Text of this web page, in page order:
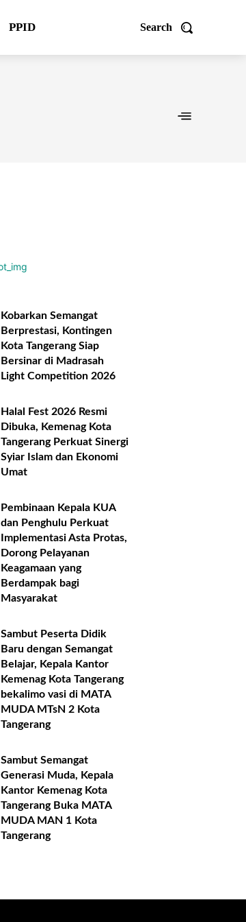
Search
PPID
Kobarkan Semangat
Berprestasi, Kontingen
Kota Tangerang Siap
Bersinar di Madrasah
Light Competition 2026
Halal Fest 2026 Resmi
Dibuka, Kemenag Kota
Tangerang Perkuat Sinergi
Syiar Islam dan Ekonomi
Umat
Pembinaan Kepala KUA
dan Penghulu Perkuat
Implementasi Asta Protas,
Dorong Pelayanan
Keagamaan yang
Berdampak bagi
Masyarakat
Sambut Peserta Didik
Baru dengan Semangat
Belajar, Kepala Kantor
Kemenag Kota Tangerang
bekalimo vasi di MATA
MUDA MTsN 2 Kota
Tangerang
Sambut Semangat
Generasi Muda, Kepala
Kantor Kemenag Kota
Tangerang Buka MATA
MUDA MAN 1 Kota
Tangerang